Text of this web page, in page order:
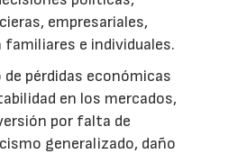
empresariales,
e individuales.
pérdidas económicas
en los mercados,
por falta de
generalizado, daño